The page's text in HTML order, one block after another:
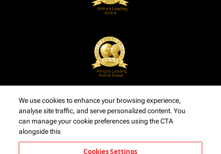
We use cookies to enhance your browsing experience,
analyse site traffic, and serve personalized content. You
can manage your cookie preferences using the CTA
alongside this
Cookies Settings